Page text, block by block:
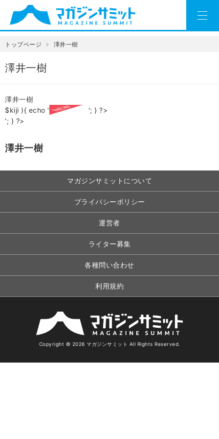
トップページ 澤井一樹
澤井一樹
澤井一樹
$kiji ){ echo '
'; } ?>
'; } ?>
澤井一樹
マガジンサミットについて
プライバシーポリシー
運営者
ライター募集
各種問い合わせ
利用規約
Copyright © 2026 マガジンサミット All Rights Reserved.